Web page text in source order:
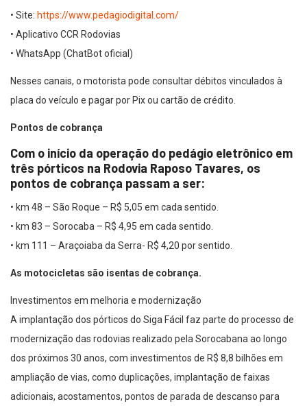
• Site: https://www.pedagiodigital.com/
• Aplicativo CCR Rodovias
• WhatsApp (ChatBot oficial)
Nesses canais, o motorista pode consultar débitos vinculados à
placa do veículo e pagar por Pix ou cartão de crédito.
Pontos de cobrança
Com o início da operação do pedágio eletrônico em
três pórticos na Rodovia Raposo Tavares, os
pontos de cobrança passam a ser:
• km 48 – São Roque – R$ 5,05 em cada sentido.
• km 83 – Sorocaba – R$ 4,95 em cada sentido.
• km 111 – Araçoiaba da Serra- R$ 4,20 por sentido.
As motocicletas são isentas de cobrança.
Investimentos em melhoria e modernização
A implantação dos pórticos do Siga Fácil faz parte do processo de
modernização das rodovias realizado pela Sorocabana ao longo
dos próximos 30 anos, com investimentos de R$ 8,8 bilhões em
ampliação de vias, como duplicações, implantação de faixas
adicionais, acostamentos, pontos de parada de descanso para